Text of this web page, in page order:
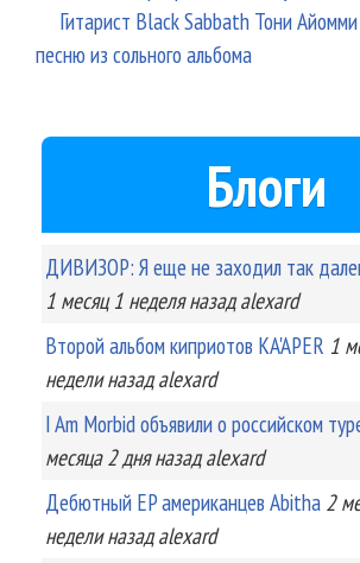
Гитарист Black Sabbath Тони
песню из сольного альбома
Блоги
ДИВИЗОР: Я еще не заходил так
1 месяц 1 неделяназад alexard
Второй альбом киприотов KA'APER 1
неделиназад alexard
I Am Morbid объявили о российском
месяца 2 дняназад alexard
Дебютный EP американцев Abitha 2
неделиназад alexard